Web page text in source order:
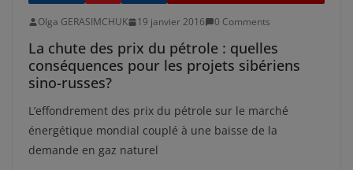
Olga GERASIMCHUK 19 janvier 2016 0 Comments
La chute des prix du pétrole : quelles
conséquences pour les projets sibériens
sino-russes?
L’effondrement des prix du pétrole sur le marché
énergétique mondial couplé à une baisse de la
demande en gaz naturel